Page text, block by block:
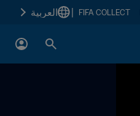
FIFA COLLECT العربية